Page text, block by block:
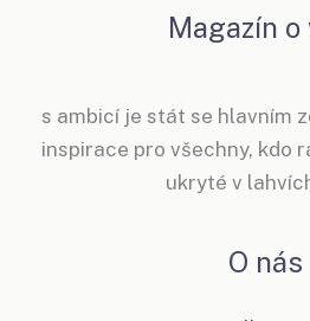
Magazín o
s ambicí je stát se hlavním
inspirace pro všechny, kdo
ukryté v
O nás